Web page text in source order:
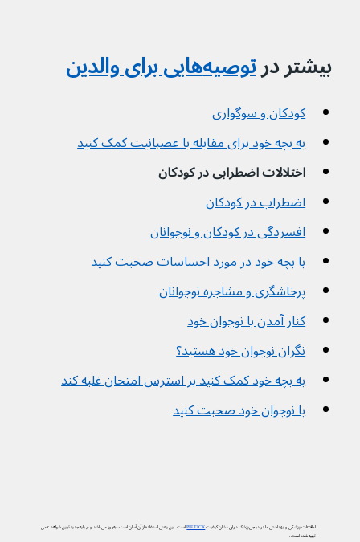
بیشتر در توصیه‌هایی برای والدین
کودکان و سوگواری
به بچه خود برای مقابله با عصبانیت کمک کنید
اختلالات اضطرابی در کودکان
اضطراب در کودکان
افسردگی در کودکان و نوجوانان
با بچه خود در مورد احساسات صحبت کنید
پرخاشگری و مشاجره نوجوانان
کنار آمدن با نوجوان خود
نگران نوجوان خود هستید؟
به بچه خود کمک کنید بر استرس امتحان غلبه کند
با نوجوان خود صحبت کنید
اطلاعات پزشکی و بهداشتی ما در دیجی‌پزشک دارای نشان کیفیتPIF TICKاست. این یعنی استفاده از آن آسان است، به‌روز می‌باشد و بر پایه جدیدترین شواهد علمی
تهیه شده است.